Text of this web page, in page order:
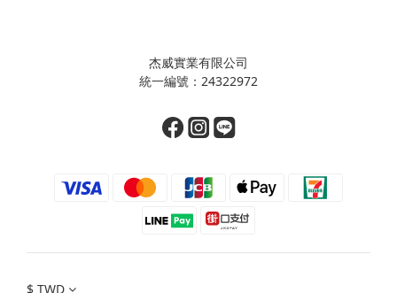
杰威實業有限公司
統一編號：24322972
$ TWD